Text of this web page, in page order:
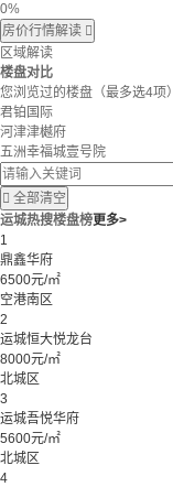
0%
房价行情解读 
区域解读
楼盘对比
您浏览过的楼盘 （最多选4项）
君铂国际
河津津樾府
五洲幸福城壹号院
 全部清空
运城热搜楼盘榜更多>
1
鼎鑫华府
6500元/㎡
空港南区
2
运城恒大悦龙台
8000元/㎡
北城区
3
运城吾悦华府
5600元/㎡
北城区
4